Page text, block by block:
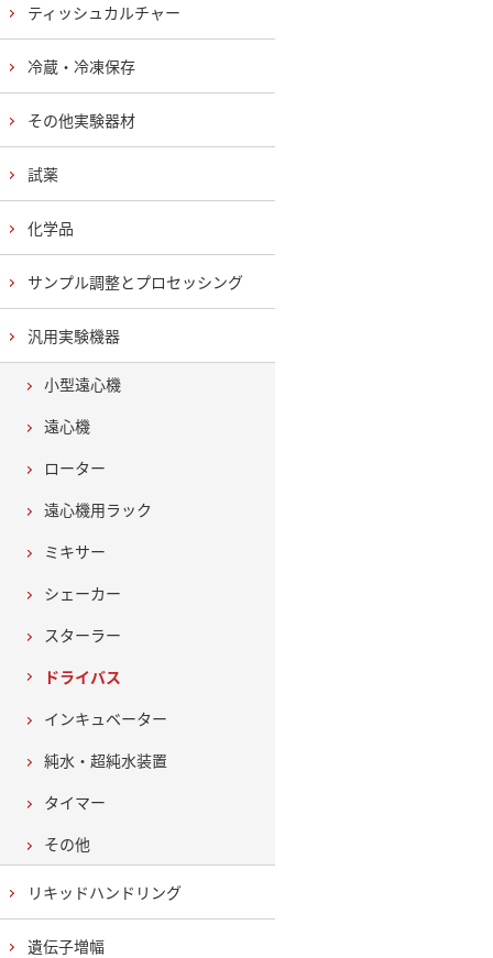
ティッシュカルチャー
冷蔵・冷凍保存
その他実験器材
試薬
化学品
サンプル調整とプロセッシング
汎用実験機器
小型遠心機
遠心機
ローター
遠心機用ラック
ミキサー
シェーカー
スターラー
ドライバス
インキュベーター
純水・超純水装置
タイマー
その他
リキッドハンドリング
遺伝子増幅